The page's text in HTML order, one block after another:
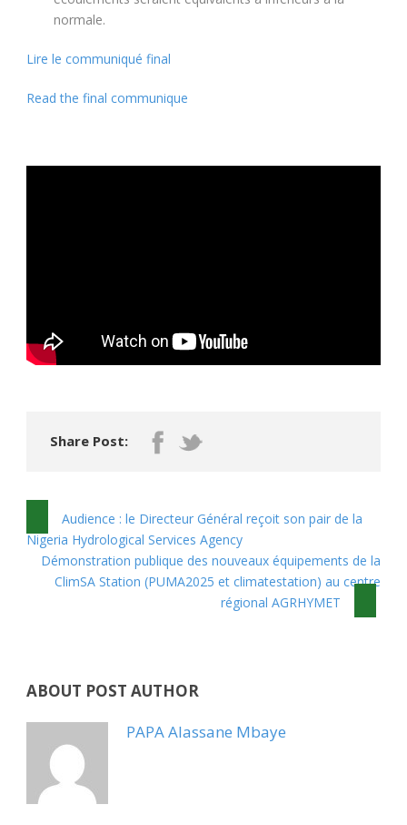
normale.
Lire le communiqué final
Read the final communique
Share Post:
Audience : le Directeur Général reçoit son pair de la
Nigeria Hydrological Services Agency
Démonstration publique des nouveaux équipements de la
ClimSA Station (PUMA2025 et climatestation) au centre
régional AGRHYMET
ABOUT POST AUTHOR
PAPA Alassane Mbaye